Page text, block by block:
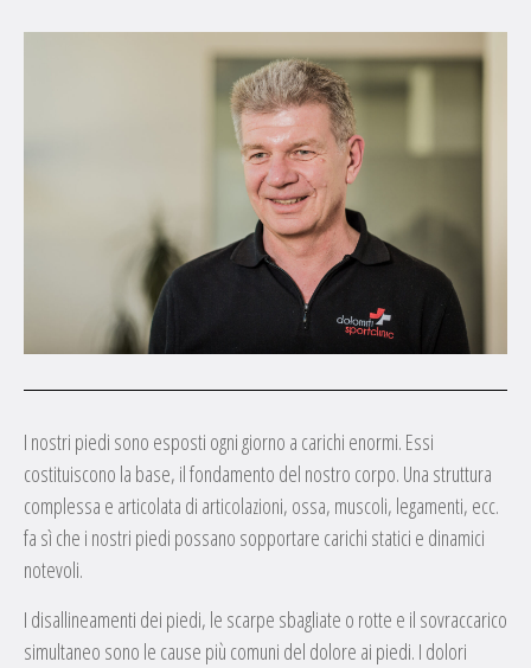
I nostri piedi sono esposti ogni giorno a carichi enormi. Essi
costituiscono la base, il fondamento del nostro corpo. Una struttura
complessa e articolata di articolazioni, ossa, muscoli, legamenti, ecc.
fa sì che i nostri piedi possano sopportare carichi statici e dinamici
notevoli.
I disallineamenti dei piedi, le scarpe sbagliate o rotte e il sovraccarico
simultaneo sono le cause più comuni del dolore ai piedi. I dolori